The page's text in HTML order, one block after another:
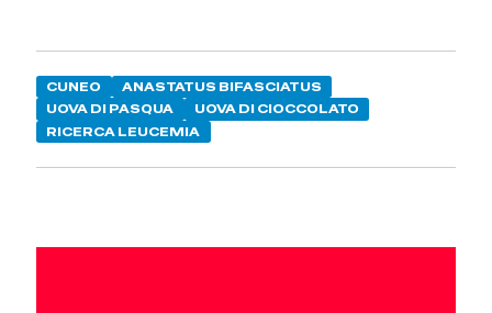
CUNEO
ANASTATUS BIFASCIATUS
UOVA DI PASQUA
UOVA DI CIOCCOLATO
RICERCA LEUCEMIA